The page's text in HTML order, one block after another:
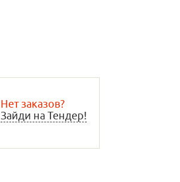
Нет заказов?
Зайди на Тендер!